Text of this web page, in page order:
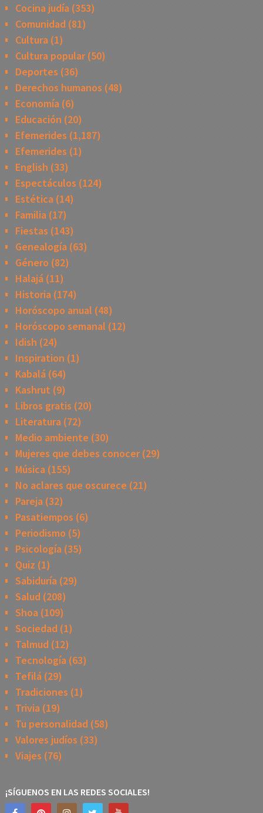
Cocina judía(353)
Comunidad(81)
Cultura(1)
Cultura popular(50)
Deportes (36)
Derechos humanos (48)
Economía(6)
Educación (20)
Efemerides (1,187)
Efemerides (1)
English (33)
Espectáculos (124)
Estética(14)
Familia(17)
Fiestas (143)
Genealogía(63)
Género (82)
Halajá(11)
Historia(174)
Horóscopo anual (48)
Horóscopo semanal (12)
Idish (24)
Inspiration (1)
Kabalá(64)
Kashrut (9)
Libros gratis (20)
Literatura(72)
Medio ambiente (30)
Mujeres que debes conocer(29)
Música(155)
No aclares que oscurece (21)
Pareja(32)
Pasatiempos (6)
Periodismo (5)
Psicología(35)
Quiz (1)
Sabiduría(29)
Salud (208)
Shoa(109)
Sociedad(1)
Talmud (12)
Tecnología(63)
Tefilá(29)
Tradiciones (1)
Trivia(19)
Tu personalidad(58)
Valores judíos (33)
Viajes (76)
¡SÍGUENOS EN LAS REDES SOCIALES!